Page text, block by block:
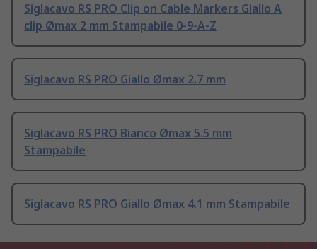
Siglacavo RS PRO Clip on Cable Markers Giallo A
clip Ømax 2 mm Stampabile 0-9-A-Z
Siglacavo RS PRO Giallo Ømax 2.7 mm
Siglacavo RS PRO Bianco Ømax 5.5 mm
Stampabile
Siglacavo RS PRO Giallo Ømax 4.1 mm Stampabile